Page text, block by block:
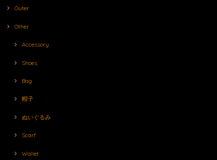
Outer
Other
Accessory
Shoes
Bag
帽子
ぬいぐるみ
Scarf
Wallet